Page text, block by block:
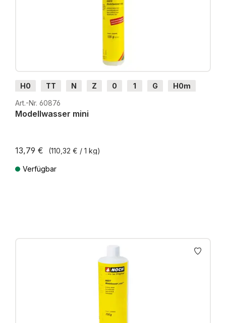
H0 TT N Z 0 1 G
H0m
H0e
Art.-Nr. 60876
Modellwasser mini
13,79 € (110,32 € / 1 kg)
Verfügbar